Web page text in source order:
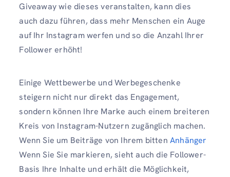
Giveaway wie dieses veranstalten, kann dies
auch dazu führen, dass mehr Menschen ein Auge
auf Ihr Instagram werfen und so die Anzahl Ihrer
Follower erhöht!
Einige Wettbewerbe und Werbegeschenke
steigern nicht nur direkt das Engagement,
sondern können Ihre Marke auch einem breiteren
Kreis von Instagram-Nutzern zugänglich machen.
Wenn Sie um Beiträge von Ihrem bitten Anhänger
Wenn Sie Sie markieren, sieht auch die Follower-
Basis Ihre Inhalte und erhält die Möglichkeit,